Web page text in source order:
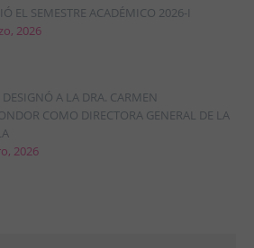
EL SEMESTRE ACADÉMICO 2026-I
2026
A LA DRA. CARMEN
COMO DIRECTORA GENERAL DE LA
2026